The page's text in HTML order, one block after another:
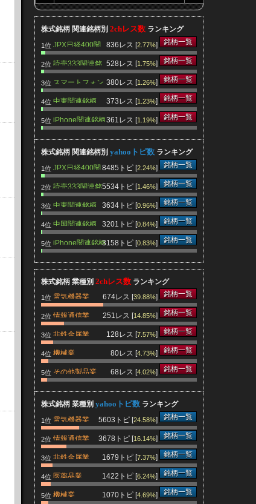
株式銘柄 関連銘柄別 2chレス数 ランキング
1位 JPX日経400関
連銘柄
836レス [2.77%] 銘柄一覧
2位 読売333関連銘
柄
528レス [1.75%] 銘柄一覧
3位 スマートフォン
関連銘柄
380レス [1.26%] 銘柄一覧
4位 中東関連銘柄 373レス [1.23%] 銘柄一覧
5位 iPhone関連銘柄361レス [1.19%] 銘柄一覧
株式銘柄 関連銘柄別 yahooトピ数 ランキング
1位 JPX日経400関
連銘柄
8485トピ [2.24%] 銘柄一覧
2位 読売333関連銘
柄
5534トピ [1.46%] 銘柄一覧
3位 中東関連銘柄 3634トピ [0.96%] 銘柄一覧
4位 中国関連銘柄 3201トピ [0.84%] 銘柄一覧
5位 iPhone関連銘柄3158トピ [0.83%] 銘柄一覧
株式銘柄 業種別 2chレス数 ランキング
1位 電気機器業 674レス [39.88%] 銘柄一覧
2位 情報通信業 251レス [14.85%] 銘柄一覧
3位 非鉄金属業 128レス [7.57%] 銘柄一覧
4位 機械業 80レス [4.73%] 銘柄一覧
5位 その他製品業 68レス [4.02%] 銘柄一覧
株式銘柄 業種別 yahooトピ数 ランキング
1位 電気機器業 5603トピ [24.58%] 銘柄一覧
2位 情報通信業 3678トピ [16.14%] 銘柄一覧
3位 非鉄金属業 1679トピ [7.37%] 銘柄一覧
4位 医薬品業 1422トピ [6.24%] 銘柄一覧
5位 機械業 1070トピ [4.69%] 銘柄一覧